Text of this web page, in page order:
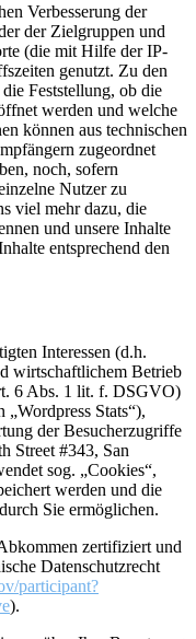
Verbesserung der
der Zielgruppen und
(die mit Hilfe der IP-
genutzt. Zu den
Feststellung, ob die
werden und welche
können aus technischen
zugeordnet
noch, sofern
Nutzer zu
viel mehr dazu, die
und unsere Inhalte
entsprechend den
Interessen (d.h.
wirtschaftlichem Betrieb
6 Abs. 1 lit. f. DSGVO)
Stats“),
der Besucherzugriffe
Street #343, San
sog. „Cookies“,
werden und die
Sie ermöglichen.
zertifiziert und
Datenschutzrecht
participant?
).